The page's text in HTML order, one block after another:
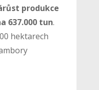
produkce
637.000 tun.
hektarech